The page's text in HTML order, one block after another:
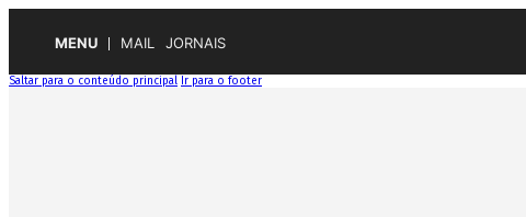
MENU MAIL JORNAIS
Saltar para o conteúdo principal Ir para o footer